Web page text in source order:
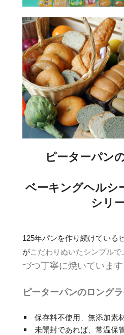
ピーターパン
ベーキングヘルシ
シリ
125年パンを作り続けている
がこだわりぬいたシンプルで
づつ丁寧に焼いています
ピーターパンのロング
保存料不使用、無添加素
未開封であれば、常温保